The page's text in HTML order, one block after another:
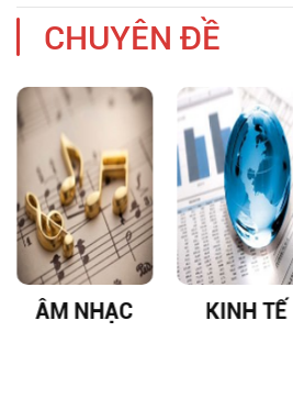
CHUYÊN ĐỀ
ÂM NHẠC KINH TẾ